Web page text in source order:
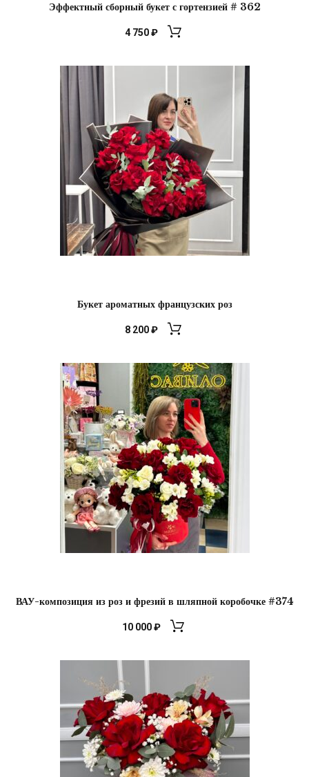
Эффектный сборный букет с гортензией # 362
4 750₽
Букет ароматных французских роз
8 200₽
ВАУ-композиция из роз и фрезий в шляпной коробочке #374
10 000₽